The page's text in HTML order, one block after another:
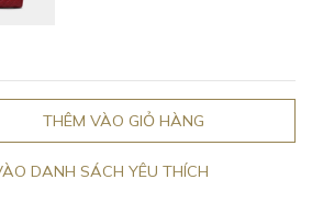
THÊM VÀO GIỎ HÀNG
DANH SÁCH YÊU THÍCH